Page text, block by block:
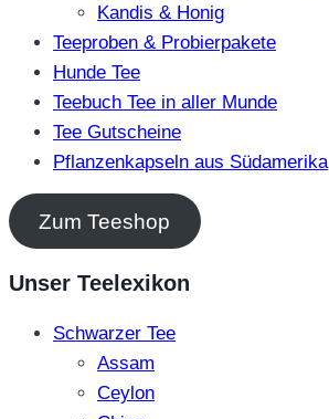
Kandis & Honig
Teeproben & Probierpakete
Hunde Tee
Teebuch Tee in aller Munde
Tee Gutscheine
Pflanzenkapseln aus Südamerika
Zum Teeshop
Unser Teelexikon
Schwarzer Tee
Assam
Ceylon